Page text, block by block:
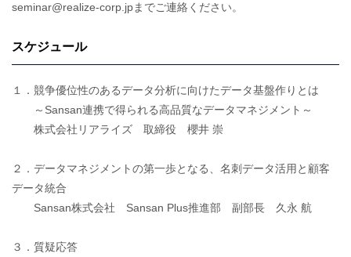
seminar@realize-corp.jpまでご連絡ください。
スケジュール
１．競争優位性のあるデータ分析に向けたデータ基盤作りとは
～Sansan連携で得られる高品質なデータマネジメント～
株式会社リアライズ 取締役 櫻井 崇
２．データマネジメントの第一歩となる、名刺データ活用と顧客
データ統合
Sansan株式会社 Sansan Plus推進部 副部長 久永 航
３．質疑応答